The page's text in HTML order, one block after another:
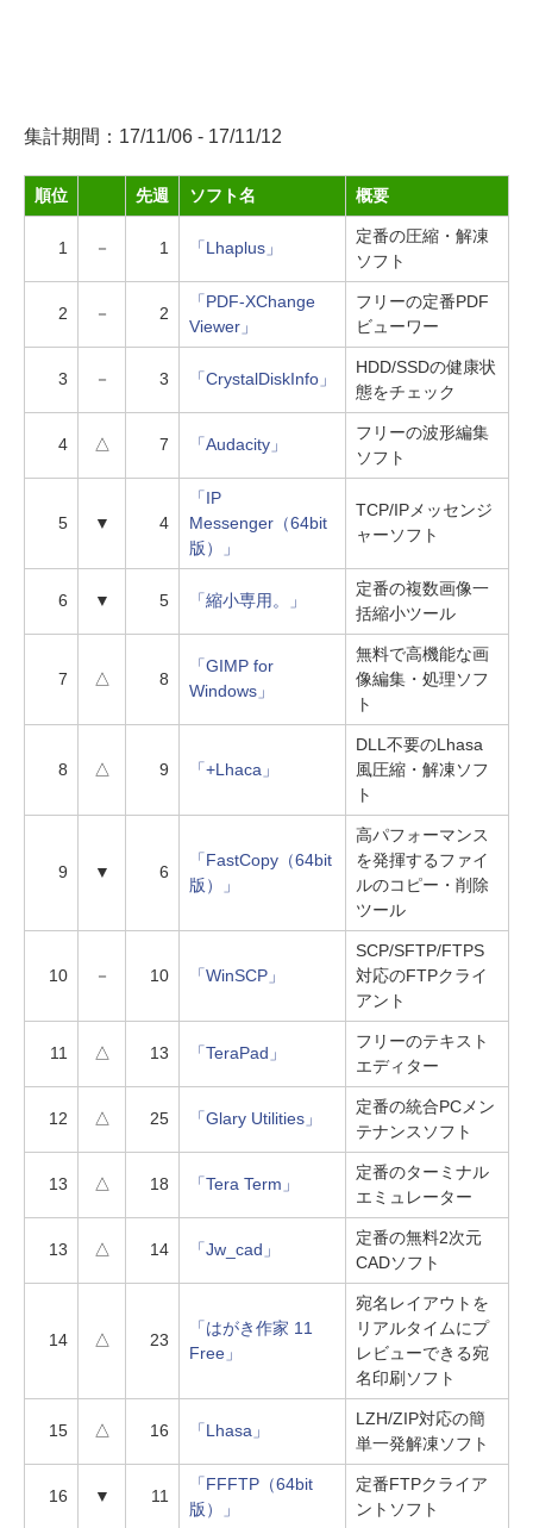
集計期間：17/11/06 - 17/11/12
順位 先週 ソフト名 概要
1 － 1 「Lhaplus」
定番の圧縮・解凍
ソフト
2 － 2
「PDF-XChange
Viewer」
フリーの定番PDF
ビューワー
3 － 3 「CrystalDiskInfo」
HDD/SSDの健康状
態をチェック
4 △ 7 「Audacity」
フリーの波形編集
ソフト
5 ▼ 4
「IP
Messenger（64bit
版）」
TCP/IPメッセンジ
ャーソフト
6 ▼ 5 「縮小専用。」
定番の複数画像一
括縮小ツール
7 △ 8
「GIMP for
Windows」
無料で高機能な画
像編集・処理ソフ
ト
8 △ 9 「+Lhaca」
DLL不要のLhasa
風圧縮・解凍ソフ
ト
9 ▼ 6
「FastCopy（64bit
版）」
高パフォーマンス
を発揮するファイ
ルのコピー・削除
ツール
10 － 10 「WinSCP」
SCP/SFTP/FTPS
対応のFTPクライ
アント
11 △ 13 「TeraPad」
フリーのテキスト
エディター
12 △ 25 「Glary Utilities」
定番の統合PCメン
テナンスソフト
13 △ 18 「Tera Term」
定番のターミナル
エミュレーター
13 △ 14 「Jw_cad」
定番の無料2次元
CADソフト
14 △ 23
「はがき作家 11
Free」
宛名レイアウトを
リアルタイムにプ
レビューできる宛
名印刷ソフト
15 △ 16 「Lhasa」
LZH/ZIP対応の簡
単一発解凍ソフト
16 ▼ 11
「FFFTP（64bit
版）」
定番FTPクライア
ントソフト